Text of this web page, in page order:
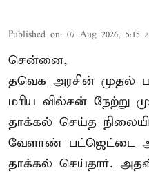
Published on: 07 Aug 2026, 5:15
சென்னை,
தவெக அரசின் முதல்
மரிய வில்சன் நேற்று
தாக்கல் செய்த
வேளாண் பட்ஜெட்டை
தாக்கல் செய்தார்.